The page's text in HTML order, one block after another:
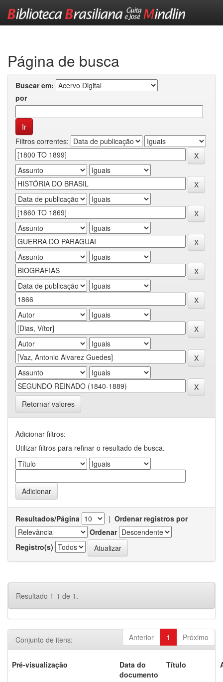
Página de busca
Buscar em:
por
Filtros correntes:
Retornar valores
Adicionar filtros:
Utilizar filtros para refinar o resultado de busca.
Resultados/Página | Ordenar registros por
Ordenar
Registro(s)
Resultado 1-1 de 1.
Anterior 1 Próximo
Conjunto de itens:
Pré-visualização
Data do
documento
Título